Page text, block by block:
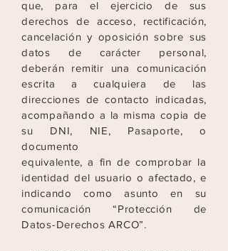
que, para el ejercicio de sus
derechos de acceso, rectificación,
cancelación y oposición sobre sus
datos de carácter personal,
deberán remitir una comunicación
escrita a cualquiera de las
direcciones de contacto indicadas,
acompañando a la misma copia de
su DNI, NIE, Pasaporte, o
documento
equivalente, a fin de comprobar la
identidad del usuario o afectado, e
indicando como asunto en su
comunicación “Protección de
Datos-Derechos ARCO”.